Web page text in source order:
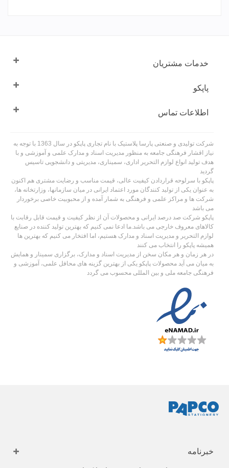
خدمات مشتریان
پاپکو
اطلاعات تماس
شرکت تولیدی و صنعتی پارسا پلاستیک با نام تجاری پاپکو در سال 1363 با توجه به
نیاز اقشار فرهنگی جامعه به منظور مدیریت اسناد و مدارک علمی و آموزشی و با
هدف تولید انواع لوازم التحریر اداری، سمیناری، مدیریتی و دانشجویی تاسیس
گردید
پاپکو با سرلوحه قراردادن کیفیت عالی، قیمت مناسب و رضایت مشتری هم اکنون
به عنوان یکی از تولید کنندگان مورد اعتماد ایرانی در میان سازمانها، وزارتخانه ها،
شرکت ها و مراکز علمی و فرهنگی به شمار آمده و از محبوبیت خاصی برخوردار
می باشد
پاپکو شرکت صد درصد ایرانی و محصولات آن از نظر کیفیت و قیمت قابل رقابت با
کالاهای معروف خارجی می باشد.ما ادعا نمی کنیم که بهترین تولید کننده در صنایع
لوازم التحریر و مدیریت اسناد و مدارک هستیم، اما افتخار می کنیم که بهترین ها
همیشه پاپکو را انتخاب می کنند
در هر زمان و هر مکان سخن از مدیریت اسناد و مدارک، برگزاری سمینار و همایش
به میان می آید محصولات پاپکو یکی از بهترین گزینه های محافل علمی، آموزشی و
فرهنگی جامعه ملی و بین المللی محسوب می گردد
خبرنامه